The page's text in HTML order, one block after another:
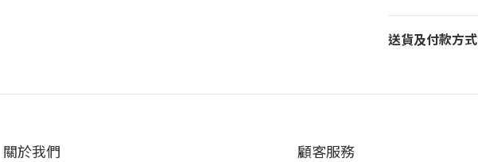
送貨及付款方式
關於我們 顧客服務